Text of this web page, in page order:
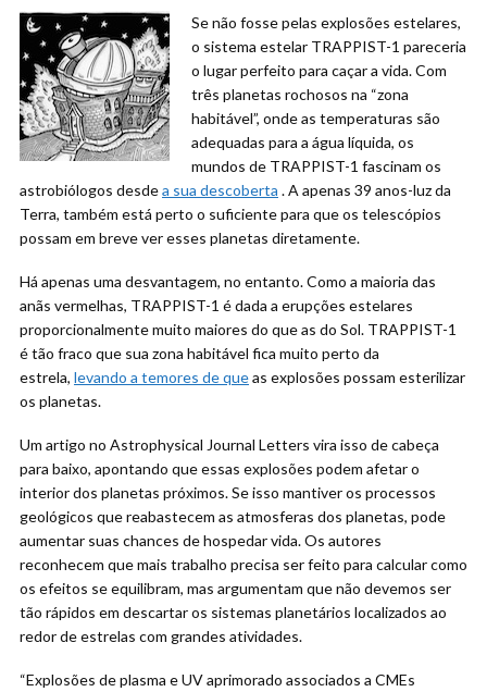
Se não fosse pelas explosões estelares,
o sistema estelar TRAPPIST-1 pareceria
o lugar perfeito para caçar a vida. Com
três planetas rochosos na “zona
habitável”, onde as temperaturas são
adequadas para a água líquida, os
mundos de TRAPPIST-1 fascinam os
astrobiólogos desdea sua descoberta . A apenas 39 anos-luz da
Terra, também está perto o suficiente para que os telescópios
possam em breve ver esses planetas diretamente.
Há apenas uma desvantagem, no entanto. Como a maioria das
anãs vermelhas, TRAPPIST-1 é dada a erupções estelares
proporcionalmente muito maiores do que as do Sol. TRAPPIST-1
é tão fraco que sua zona habitável fica muito perto da
estrela, levando a temores de queas explosões possam esterilizar
os planetas.
Um artigo no Astrophysical Journal Letters vira isso de cabeça
para baixo, apontando que essas explosões podem afetar o
interior dos planetas próximos. Se isso mantiver os processos
geológicos que reabastecem as atmosferas dos planetas, pode
aumentar suas chances de hospedar vida. Os autores
reconhecem que mais trabalho precisa ser feito para calcular como
os efeitos se equilibram, mas argumentam que não devemos ser
tão rápidos em descartar os sistemas planetários localizados ao
redor de estrelas com grandes atividades.
“Explosões de plasma e UV aprimorado associados a CMEs